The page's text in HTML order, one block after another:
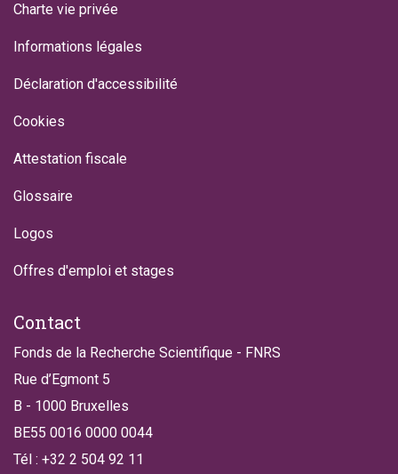
Charte vie privée
Informations légales
Déclaration d'accessibilité
Cookies
Attestation fiscale
Glossaire
Logos
Offres d'emploi et stages
Contact
Fonds de la Recherche Scientifique - FNRS
Rue d’Egmont 5
B - 1000 Bruxelles
BE55 0016 0000 0044
Tél : +32 2 504 92 11